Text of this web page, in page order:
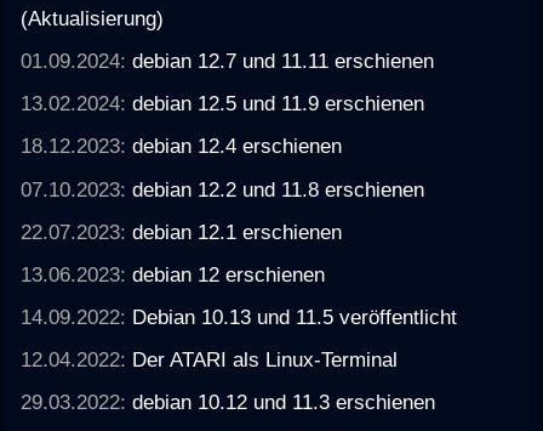
(Aktualisierung)
01.09.2024:debian 12.7 und 11.11 erschienen
13.02.2024:debian 12.5 und 11.9 erschienen
18.12.2023:debian 12.4 erschienen
07.10.2023:debian 12.2 und 11.8 erschienen
22.07.2023:debian 12.1 erschienen
13.06.2023:debian 12 erschienen
14.09.2022: Debian 10.13 und 11.5 veröffentlicht
12.04.2022: Der ATARI als Linux-Terminal
29.03.2022:debian 10.12 und 11.3 erschienen